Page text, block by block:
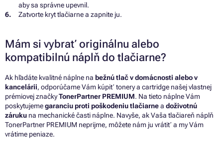
aby sa správne upevnil.
Zatvorte kryt tlačiarne a zapnite ju.
Mám si vybrať originálnu alebo
kompatibilnú náplň do tlačiarne?
Ak hľadáte kvalitné náplne na bežnú tlač v domácnosti alebo v
kancelárii, odporúčame Vám kúpiť tonery a cartridge našej vlastnej
prémiovej značkyTonerPartner PREMIUM. Na tieto náplne Vám
poskytujemegaranciu proti poškodeniu tlačiarnea doživotnú
záruku na mechanické časti náplne. Navyše, ak Vaša tlačiareň náplň
TonerPartner PREMIUM neprijme, môžete nám ju vrátiť a my Vám
vrátime peniaze.